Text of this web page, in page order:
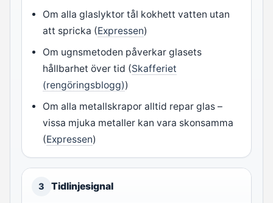
Om alla glaslyktor tål kokhett vatten utan
att spricka (Expressen)
Om ugnsmetoden påverkar glasets
hållbarhet över tid (Skafferiet
(rengöringsblogg))
Om alla metallskrapor alltid repar glas –
vissa mjuka metaller kan vara skonsamma
(Expressen)
3 Tidlinjesignal